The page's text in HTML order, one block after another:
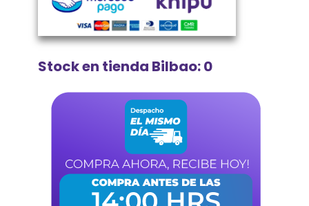
Stock en tienda Bilbao: 0